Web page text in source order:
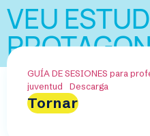
VEU
GUÍA DE SESIONES para
juventud
Descarga
Tornar